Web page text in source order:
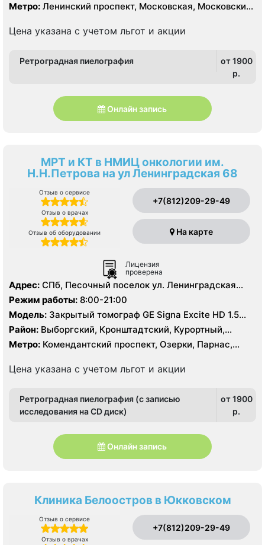
Метро: Ленинский проспект, Московская, Московские
Цена указана с учетом льгот и акции
Ретроградная пиелография
от 1900
p.
Онлайн запись
МРТ и КТ в НМИЦ онкологии им.
Н.Н.Петрова на ул Ленинградская 68
Отзыв о сервисе
Отзыв о врачах
Отзыв об оборудовании
+7(812)209-29-49
На карте
Лицензия
проверена
Адрес: СПб, Песочный поселок ул. Ленинградская
д.68
Режим работы: 8:00-21:00
Модель: Закрытый томограф GE Signa Excite HD 1.5
Тесла, Siemens Magnetom 1.5 Тесла, КТ Philips
Brilliance 64 среза
Район: Выборгский, Кронштадтский, Курортный,
Ленинградская область
Метро: Комендантский проспект, Озерки, Парнас,
Цена указана с учетом льгот и акции
Ретроградная пиелография (с записью
исследования на CD диск)
от 1900
p.
Онлайн запись
Клиника Белоостров в Юкковском
Отзыв о сервисе
Отзыв о врачах
+7(812)209-29-49